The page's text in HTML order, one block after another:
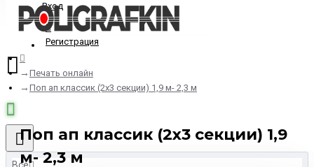
Вход
Регистрация
Печать онлайн
Поп ап классик (2х3 секции) 1,9 м- 2,3 м
Поп ап классик (2х3 секции) 1,9
м- 2,3 м